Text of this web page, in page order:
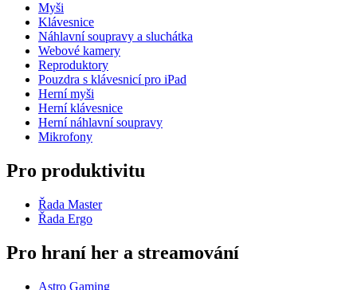
Myši
Klávesnice
Náhlavní soupravy a sluchátka
Webové kamery
Reproduktory
Pouzdra s klávesnicí pro iPad
Herní myši
Herní klávesnice
Herní náhlavní soupravy
Mikrofony
Pro produktivitu
Řada Master
Řada Ergo
Pro hraní her a streamování
Astro Gaming